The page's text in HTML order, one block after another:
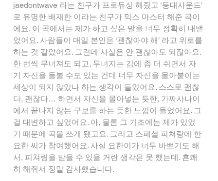
jaedontwave 라는 친구가 프로듀싱 해줬고 ‘등대사운드’
로 유명한 배재한 이라는 친구가 믹스 마스터 해준 곡이
에요. 이 곡에서는 제가 하고 싶은 말을 너무 정확히 내뱉
었어요. 사람들이 매일 본인은 ‘괜찮아야 해’ 라고 위로를
하는 것 같았어요. 그런데 사실은 안 괜찮아도 되잖아요.
한 번씩 무너져도 되고, 무너지는 김에 좀 더 쉬면서 자
기 자신을 돌볼 수도 있는 건데 너무 자신을 몰아붙이는
세상이 되지 않았나 하는 생각이 들었어요. 스스로 괜찮
다, 괜찮다… 하면서 자신을 몰아넣는 듯한, 가짜사나이
에서 끝나지 않는 구보를 하는 듯한 느낌이 들었어요. 그
걸 대변하고 싶었어요. 아, 물론 그 기조에는 제가 있었
기 때문에 곡을 쓰게 됐고요. 그리고 스페셜 피쳐링에 한
요한 씨가 참여했어요. 사실 요한이가 너무 바쁘기도 해
서, 피쳐링을 받을 수 있을 거란 생각은 못 했는데. 흔쾌
히 해줘서 정말 감사했습니다.